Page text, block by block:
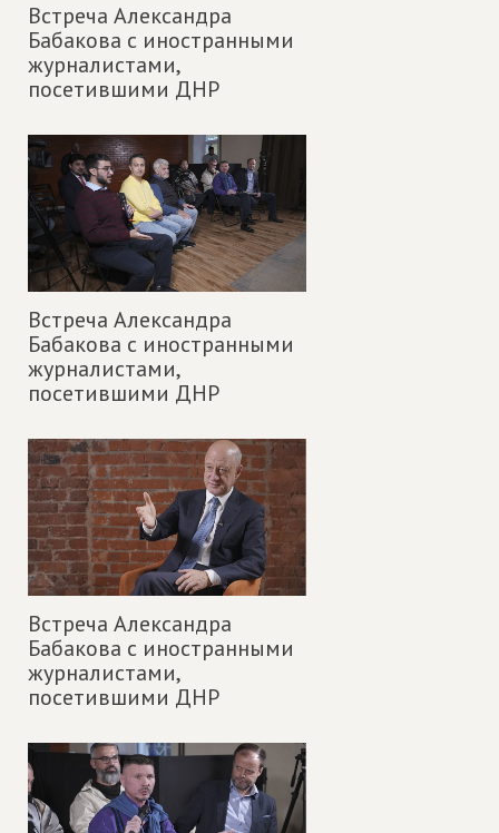
Встреча Александра
Бабакова с иностранными
журналистами,
посетившими ДНР
Встреча Александра
Бабакова с иностранными
журналистами,
посетившими ДНР
Встреча Александра
Бабакова с иностранными
журналистами,
посетившими ДНР